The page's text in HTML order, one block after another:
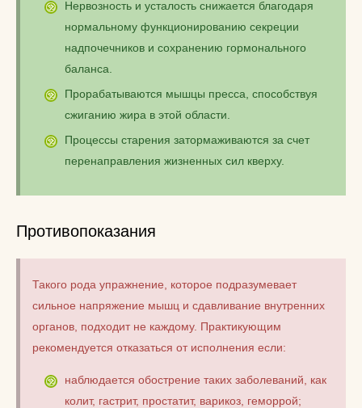
Нервозность и усталость снижается благодаря
нормальному функционированию секреции
надпочечников и сохранению гормонального
баланса.
Прорабатываются мышцы пресса, способствуя
сжиганию жира в этой области.
Процессы старения затормаживаются за счет
перенаправления жизненных сил кверху.
Противопоказания
Такого рода упражнение, которое подразумевает
сильное напряжение мышц и сдавливание внутренних
органов, подходит не каждому. Практикующим
рекомендуется отказаться от исполнения если:
наблюдается обострение таких заболеваний, как
колит, гастрит, простатит, варикоз, геморрой;